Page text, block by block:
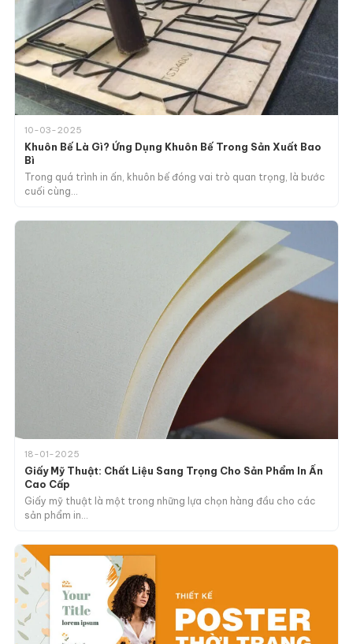
10-03-2025
Khuôn Bế Là Gì? Ứng Dụng Khuôn Bế Trong Sản Xuất Bao
Bì
Trong quá trình in ấn, khuôn bế đóng vai trò quan trọng, là bước
cuối cùng…
18-01-2025
Giấy Mỹ Thuật: Chất Liệu Sang Trọng Cho Sản Phẩm In Ấn
Cao Cấp
Giấy mỹ thuật là một trong những lựa chọn hàng đầu cho các
sản phẩm in…